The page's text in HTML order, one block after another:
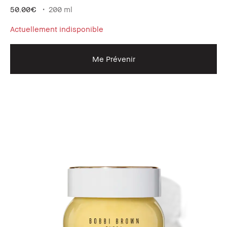
50.00€ 200 ml
Actuellement indisponible
Me Prévenir